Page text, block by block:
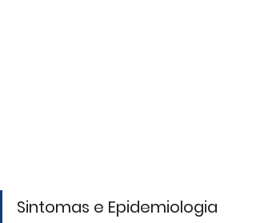
Sintomas e Epidemiologia